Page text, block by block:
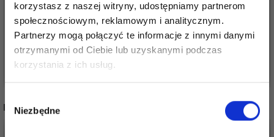
korzystasz z naszej witryny, udostępniamy partnerom
społecznościowym, reklamowym i analitycznym.
Partnerzy mogą połączyć te informacje z innymi danymi
otrzymanymi od Ciebie lub uzyskanymi podczas
korzystania z ich usług.
zgody
Niezbędne
83,05 zł 138,00 zł
Dodaj do koszyka
80,25 zł161,00 zł
INNI TEŻ WIDZIELI
Oszczędź nawet do 50%
miłośników włóczek i uzyskaj wyłączny
dostęp do inspirujących wzorów na druty i